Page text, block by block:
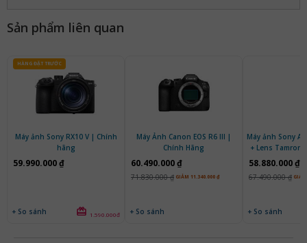
Sản phẩm liên quan
Máy ảnh Sony RX10 V | Chính
hãng
59.990.000 ₫
+ So sánh 1.590.000đ
HÀNG ĐẶT TRƯỚC
Máy Ảnh Canon EOS R6 III |
Chính Hãng
60.490.000 ₫
71.830.000 ₫ GIẢM 11.340.000 ₫
+ So sánh
Máy ảnh Sony
+ Lens Tamron
G2 |
58.880.000 ₫
67.490.000 ₫
+ So sánh